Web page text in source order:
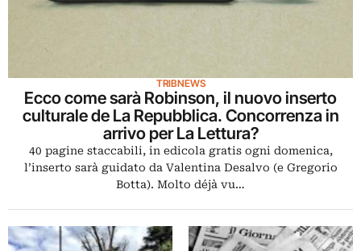
TRIBNEWS
Ecco come sarà Robinson, il nuovo inserto
culturale de La Repubblica. Concorrenza in
arrivo per La Lettura?
40 pagine staccabili, in edicola gratis ogni domenica,
l’inserto sarà guidato da Valentina Desalvo (e Gregorio
Botta). Molto déjà vu…